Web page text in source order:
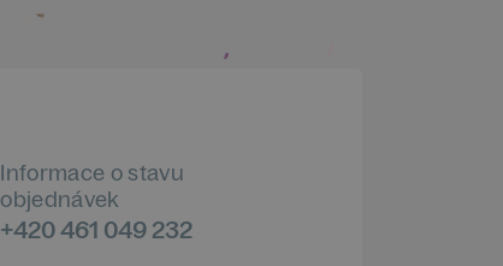
Informace o stavu
objednávek
+420 461 049 232